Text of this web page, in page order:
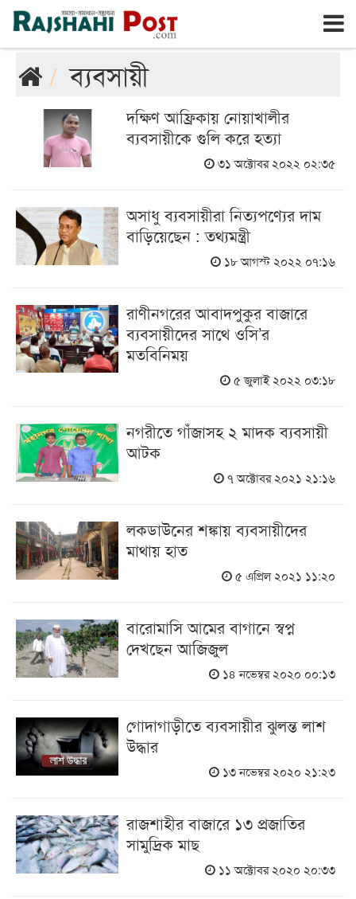
রাজশাহী রবিবার, ৯ই আগস্ট ২০২৬, ২৬শে শ্রাবণ ১৪৩৩
ব্যবসায়ী
দক্ষিণ আফ্রিকায় নোয়াখালীর
ব্যবসায়ীকে গুলি করে হত্যা
৩১ অক্টোবর ২০২২ ০২:৩৫
অসাধু ব্যবসায়ীরা নিত্যপণ্যের দাম
বাড়িয়েছেন : তথ্যমন্ত্রী
১৮ আগস্ট ২০২২ ০৭:১৬
রাণীনগরের আবাদপুকুর বাজারে
ব্যবসায়ীদের সাথে ওসি’র
মতবিনিময়
৫ জুলাই ২০২২ ০৩:১৮
নগরীতে গাঁজাসহ ২ মাদক ব্যবসায়ী
আটক
৭ অক্টোবর ২০২১ ২১:১৬
লকডাউনের শঙ্কায় ব্যবসায়ীদের
মাথায় হাত
৫ এপ্রিল ২০২১ ১১:২০
বারোমাসি আমের বাগানে স্বপ্ন
দেখছেন আজিজুল
১৪ নভেম্বর ২০২০ ০০:১৩
গোদাগাড়ীতে ব্যবসায়ীর ঝুলন্ত লাশ
উদ্ধার
১৩ নভেম্বর ২০২০ ২১:২৩
রাজশাহীর বাজারে ১৩ প্রজাতির
সামুদ্রিক মাছ
১১ অক্টোবর ২০২০ ২০:৩৩